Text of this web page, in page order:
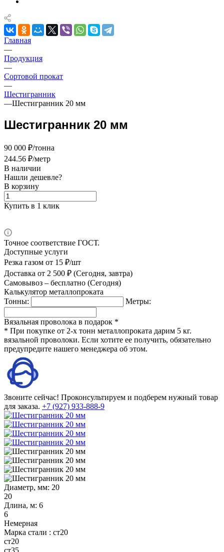
Главная
—
Продукция
—
Сортовой прокат
—
Шестигранник
—Шестигранник 20 мм
Шестигранник 20 мм
90 000 ₽/тонна
244.56 ₽/метр
В наличии
Нашли дешевле?
В корзину
Купить в 1 клик
Точное соответствие ГОСТ.
Доступные услуги
Резка газом от 15 ₽/шт
Доставка от 2 500 ₽ (Сегодня, завтра)
Самовывоз – бесплатно (Сегодня)
Калькулятор металлопроката
Тонны:
Метры:
Вязальная проволока в подарок *
* При покупке от 2-х тонн металлопроката дарим 5 кг.
вязальной проволоки. Если хотите ее получить, обязательно
предупредите нашего менеджера об этом.
Звоните сейчас! Проконсультируем и подберем нужный товар
для заказа. +7 (927) 933-888-9
Диаметр, мм: 20
20
Длина, м: 6
6
Немерная
Марка стали : ст20
ст20
ст35